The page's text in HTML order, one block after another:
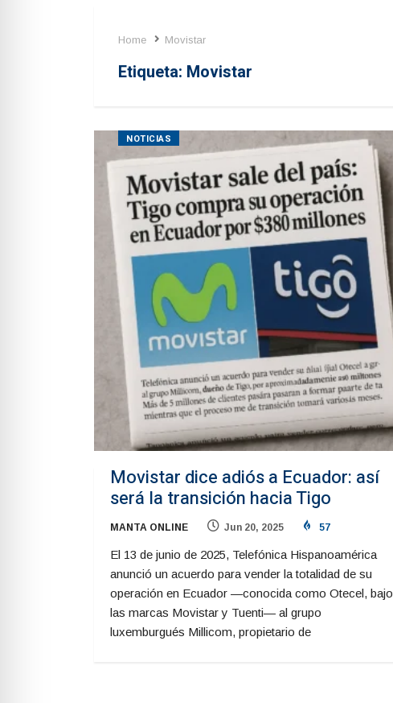
Home Movistar
Etiqueta: Movistar
NOTICIAS
Movistar dice adiós a Ecuador: así
será la transición hacia Tigo
MANTA ONLINE Jun 20, 2025 57
El 13 de junio de 2025, Telefónica Hispanoamérica
anunció un acuerdo para vender la totalidad de su
operación en Ecuador —conocida como Otecel, bajo
las marcas Movistar y Tuenti— al grupo
luxemburgués Millicom, propietario de